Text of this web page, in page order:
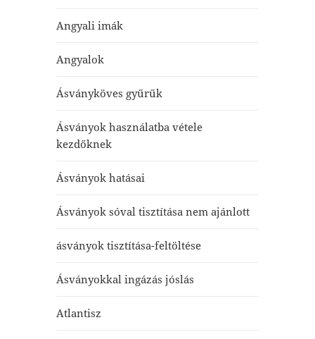
Angyali imák
Angyalok
Ásványköves gyűrűk
Ásványok használatba vétele
kezdőknek
Ásványok hatásai
Ásványok sóval tisztítása nem ajánlott
ásványok tisztítása-feltöltése
Ásványokkal ingázás jóslás
Atlantisz